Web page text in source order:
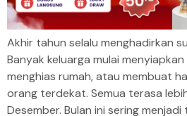
Akhir tahun selalu menghadirkan
Banyak keluarga mulai
menghias rumah, atau membuat
orang terdekat. Semua terasa
Desember. Bulan ini sering